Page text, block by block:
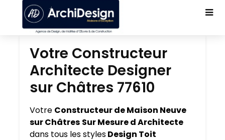
Votre Constructeur
Architecte Designer
sur Châtres 77610
Votre Constructeur de Maison Neuve
sur Châtres Sur Mesure d Architecte
dans tous les stylesDesign Toit